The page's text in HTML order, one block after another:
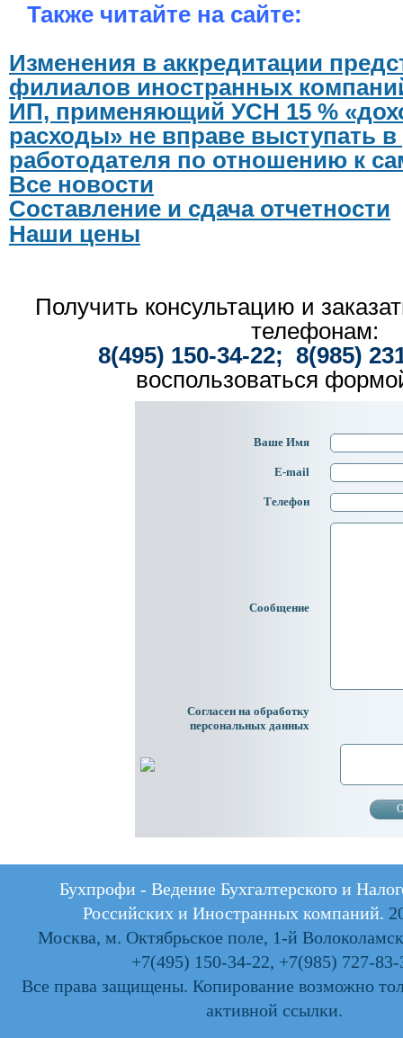
Также читайте на сайте:
Изменения в аккредитации
филиалов иностранных
ИП, применяющий УСН 15 %
расходы» не вправе выступать
работодателя по отношению к
Все новости
Составление и сдача отчетности
Наши цены
Получить консультацию и
телефонам:
8(495) 150-34-22; 8(985)
воспользоваться
Ваше Имя
E-mail
Телефон
Сообщение
Согласен на обработку
персональных данных
Бухпрофи - Ведение Бухгалтерского и
Российских и Иностранных компаний.
Москва, м. Октябрьское поле, 1-й
+7(495) 150-34-22, +7(985) 727-83-
Все права защищены. Копирование возможно
активной ссылки.